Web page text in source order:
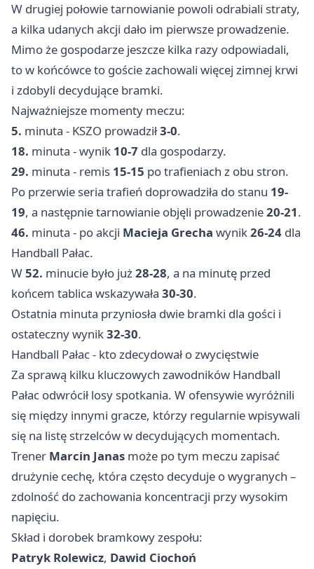
W drugiej połowie tarnowianie powoli odrabiali straty,
a kilka udanych akcji dało im pierwsze prowadzenie.
Mimo że gospodarze jeszcze kilka razy odpowiadali,
to w końcówce to goście zachowali więcej zimnej krwi
i zdobyli decydujące bramki.
Najważniejsze momenty meczu:
5. minuta - KSZO prowadził3-0.
18. minuta - wynik 10-7 dla gospodarzy.
29. minuta - remis 15-15 po trafieniach z obu stron.
Po przerwie seria trafień doprowadziła do stanu 19-
19, a następnie tarnowianie objęli prowadzenie20-21.
46. minuta - po akcji Macieja Grecha wynik26-24 dla
Handball Pałac.
W52. minucie było już28-28, a na minutę przed
końcem tablica wskazywała 30-30.
Ostatnia minuta przyniosła dwie bramki dla gości i
ostateczny wynik32-30.
Handball Pałac - kto zdecydował o zwycięstwie
Za sprawą kilku kluczowych zawodników Handball
Pałac odwrócił losy spotkania. W ofensywie wyróżnili
się między innymi gracze, którzy regularnie wpisywali
się na listę strzelców w decydujących momentach.
Trener Marcin Janas może po tym meczu zapisać
drużynie cechę, która często decyduje o wygranych –
zdolność do zachowania koncentracji przy wysokim
napięciu.
Skład i dorobek bramkowy zespołu:
Patryk Rolewicz, Dawid Ciochoń